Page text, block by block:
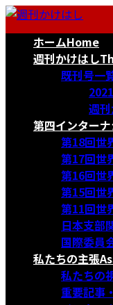
コ
ナ
ホームHome
週刊かけはし
既刊号一
週
第四インター
第18回世
第17回世
第16回世
第15回世
第11回世
日本支部
国際委員
私たちの主張
私たちの
重要記事